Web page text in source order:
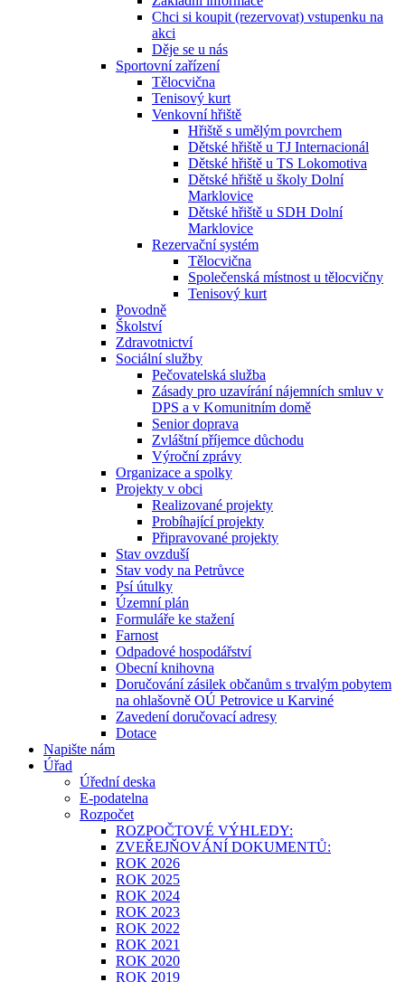
Chci si koupit (rezervovat) vstupenku na
akci
Děje se u nás
Sportovní zařízení
Tělocvična
Tenisový kurt
Venkovní hřiště
Hřiště s umělým povrchem
Dětské hřiště u TJ Internacionál
Dětské hřiště u TS Lokomotiva
Dětské hřiště u školy Dolní
Marklovice
Dětské hřiště u SDH Dolní
Marklovice
Rezervační systém
Tělocvična
Společenská místnost u tělocvičny
Tenisový kurt
Povodně
Školství
Zdravotnictví
Sociální služby
Pečovatelská služba
Zásady pro uzavírání nájemních smluv v
DPS a v Komunitním domě
Senior doprava
Zvláštní příjemce důchodu
Výroční zprávy
Organizace a spolky
Projekty v obci
Realizované projekty
Probíhající projekty
Připravované projekty
Stav ovzduší
Stav vody na Petrůvce
Psí útulky
Územní plán
Formuláře ke stažení
Farnost
Odpadové hospodářství
Obecní knihovna
Doručování zásilek občanům s trvalým pobytem
na ohlašovně OÚ Petrovice u Karviné
Zavedení doručovací adresy
Dotace
Napište nám
Úřad
Úřední deska
E-podatelna
Rozpočet
ROZPOČTOVÉ VÝHLEDY:
ZVEŘEJŇOVÁNÍ DOKUMENTŮ:
ROK 2026
ROK 2025
ROK 2024
ROK 2023
ROK 2022
ROK 2021
ROK 2020
ROK 2019